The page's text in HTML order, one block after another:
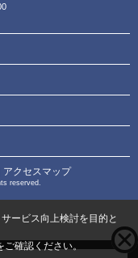
アクセスマップ
reserved.
ービス向上検討を目的と
ご確認ください。